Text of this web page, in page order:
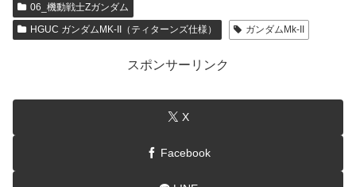
06_機動戦士Zガンダム
HGUC ガンダムMK-II（ティターンズ仕様）
ガンダムMk-II
スポンサーリンク
X
Facebook